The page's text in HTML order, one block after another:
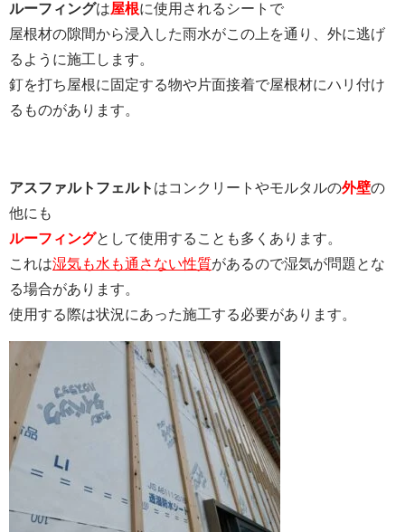
ルーフィングは屋根に使用されるシートで
屋根材の隙間から浸入した雨水がこの上を通り、外に逃げ
るように施工します。
釘を打ち屋根に固定する物や片面接着で屋根材にハリ付け
るものがあります。
アスファルトフェルト はコンクリートやモルタルの外壁の
他にも
ルーフィングとして使用することも多くあります。
これは湿気も水も通さない性質があるので湿気が問題とな
る場合があります。
使用する際は状況にあった施工する必要があります。